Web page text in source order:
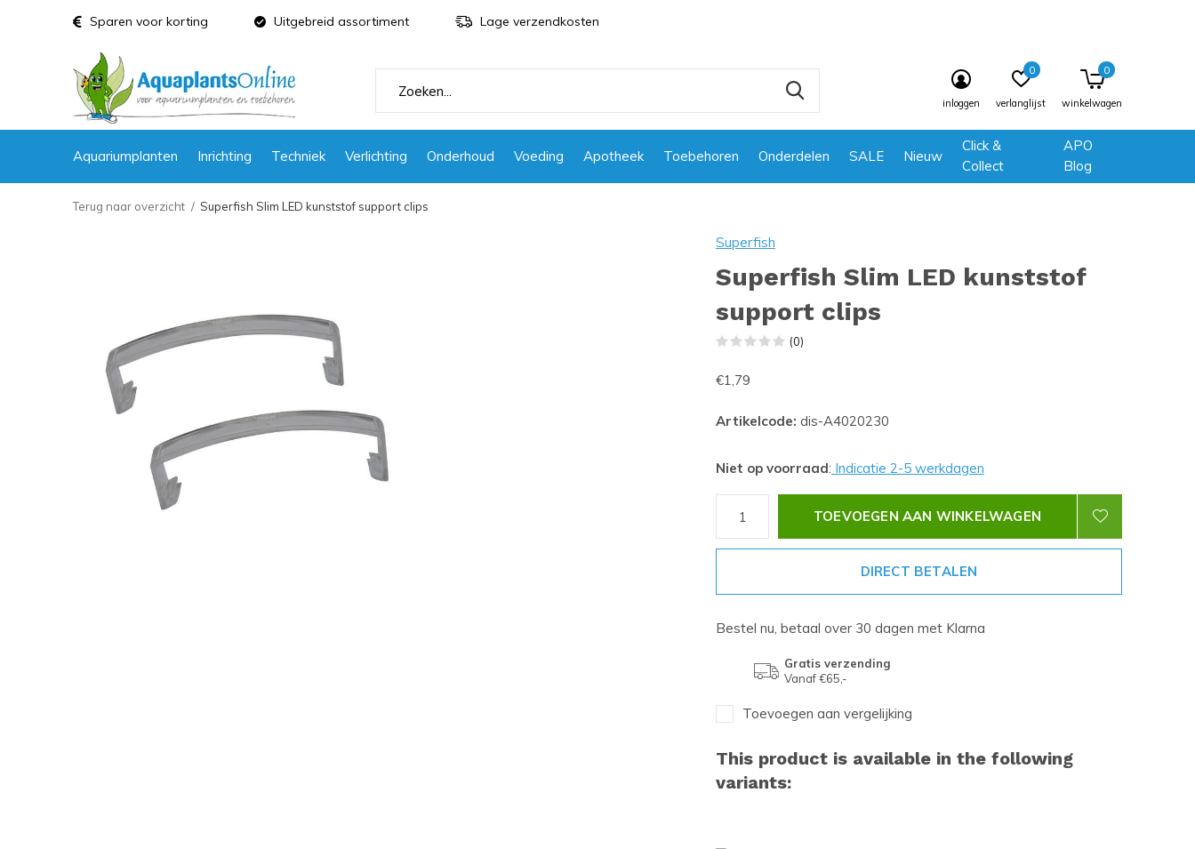
Aquariumplanten Inrichting Techniek Verlichting Onderhoud Voeding Apotheek Toebehoren Onderdelen SALE Nieuw
Click &
Collect
APO
Blog
inloggen verlanglijst
0
winkelwagen
0
Sparen voor korting Uitgebreid assortiment Lage verzendkosten
Terug naar overzicht Superfish Slim LED kunststof support clips
Superfish
Superfish Slim LED kunststof
support clips
(0)
€1,79
Artikelcode: dis-A4020230
Niet op voorraad: Indicatie 2-5 werkdagen
TOEVOEGEN AAN WINKELWAGEN
DIRECT BETALEN
Bestel nu, betaal over 30 dagen met Klarna
Gratis verzending
Vanaf €65,-
Toevoegen aan vergelijking
This product is available in the following
variants: